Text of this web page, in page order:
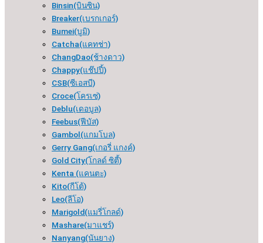
Binsin(บินซิน)
Breaker(เบรกเกอร์​)
Bumei(บูมิ)
Catcha(แคทช่า)
ChangDao(ช้างดาว)
Chappy(แช๊ปปี้)
CSB(ซีเอสบี)
Croce(โครเซ่)
Deblu(เดอบูล)
Feebus(ฟีบัส)
Gambol(แกมโบล)
Gerry Gang(เกอรี่ แกงค์)
Gold City(โกลด์ ซิตี้)
Kenta (แคนตะ)
Kito(กีโต้)
Leo(ลีโอ)
Marigold(แมรี่โกลด์)
Mashare(มาแชร์)
Nanyang(นันยาง)